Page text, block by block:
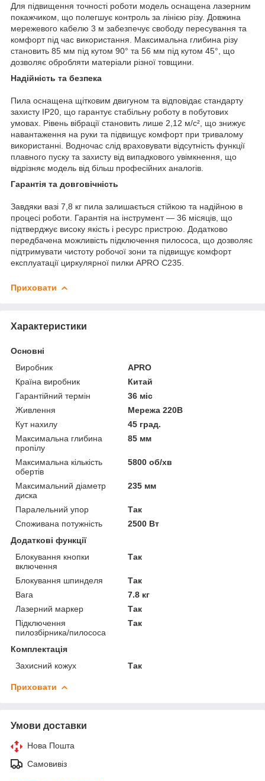
Для підвищення точності роботи модель оснащена лазерним
покажчиком, що полегшує контроль за лінією різу. Довжина
мережевого кабелю 3 м забезпечує свободу пересування та
комфорт під час використання. Максимальна глибина різу
становить 85 мм під кутом 90° та 56 мм під кутом 45°, що
дозволяє обробляти матеріали різної товщини.
Надійність та безпека
Пила оснащена щітковим двигуном та відповідає стандарту
захисту IP20, що гарантує стабільну роботу в побутових
умовах. Рівень вібрації становить лише 2,12 м/с², що знижує
навантаження на руки та підвищує комфорт при тривалому
використанні. Водночас слід враховувати відсутність функції
плавного пуску та захисту від випадкового увімкнення, що
відрізняє модель від більш професійних аналогів.
Гарантія та довговічність
Завдяки вазі 7,8 кг пила залишається стійкою та надійною в
процесі роботи. Гарантія на інструмент — 36 місяців, що
підтверджує високу якість і ресурс пристрою. Додатково
передбачена можливість підключення пилососа, що дозволяє
підтримувати чистоту робочої зони та підвищує комфорт
експлуатації циркулярної пилки APRO C235.
Приховати
Характеристики
Основні
Виробник
APRO
Країна виробник
Китай
Гарантійний термін
36 міс
Живлення
Мережа 220В
Кут нахилу
45 град.
Максимальна глибина
пропілу
85 мм
Максимальна кількість
обертів
5800 об/хв
Максимальний діаметр
диска
235 мм
Паралельний упор
Так
Споживана потужність
2500 Вт
Додаткові функції
Блокування кнопки
включення
Так
Блокування шпинделя
Так
Вага
7.8 кг
Лазерний маркер
Так
Підключення
пилозбірника/пилососа
Так
Комплектація
Захисний кожух
Так
Приховати
Умови доставки
Нова Пошта
Самовивіз